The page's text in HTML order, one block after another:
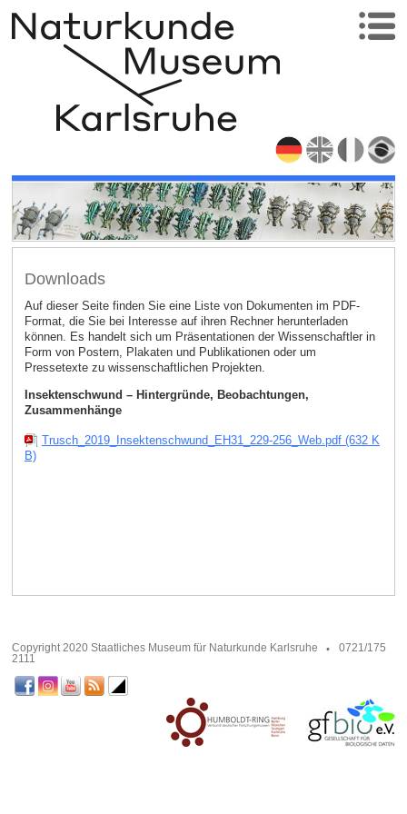
Downloads
Auf dieser Seite finden Sie eine Liste von Dokumenten im PDF-
Format, die Sie bei Interesse auf ihren Rechner herunterladen
können. Es handelt sich um Präsentationen der Wissenschaftler in
Form von Postern, Plakaten und Publikationen oder um
Pressetexte zu wissenschaftlichen Projekten.
Insektenschwund – Hintergründe, Beobachtungen,
Zusammenhänge
Trusch_2019_Insektenschwund_EH31_229-256_Web.pdf (632 K
B)
Copyright 2020 Staatliches Museum für Naturkunde Karlsruhe
0721/175
2111